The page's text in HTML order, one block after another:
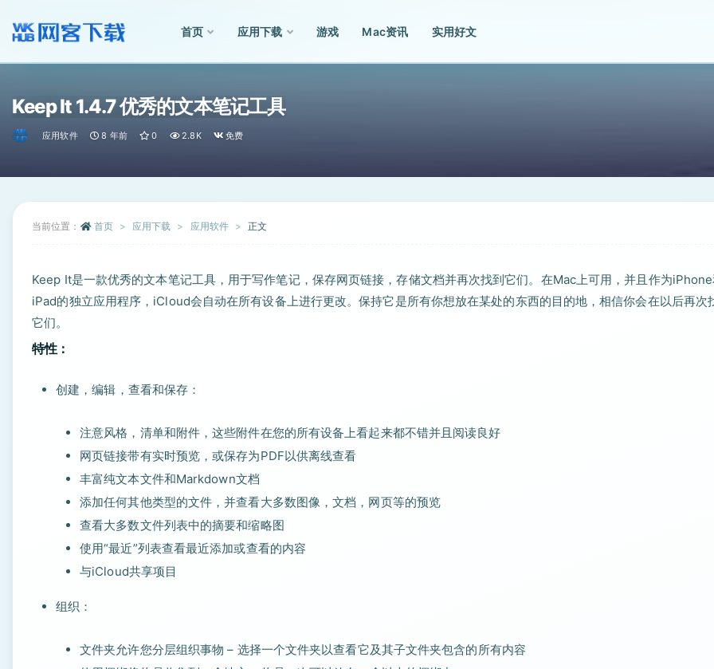
首页 应用下载 游戏 Mac资讯 实用好文
Keep It 1.4.7 优秀的文本笔记工具
应用软件 8 年前 0 2.8K 免费
当前位置： 首页 应用下载 应用软件 正文
Keep It是一款优秀的文本笔记工具，用于写作笔记，保存网页链接，存储文档并再次找到它们。在Mac上可用，并且作为
iPad的独立应用程序，iCloud会自动在所有设备上进行更改。保持它是所有你想放在某处的东西的目的地，相信你会在以后再次
它们。
特性：
创建，编辑，查看和保存：
注意风格，清单和附件，这些附件在您的所有设备上看起来都不错并且阅读良好
网页链接带有实时预览，或保存为PDF以供离线查看
丰富纯文本文件和Markdown文档
添加任何其他类型的文件，并查看大多数图像，文档，网页等的预览
查看大多数文件列表中的摘要和缩略图
使用“最近”列表查看最近添加或查看的内容
与iCloud共享项目
组织：
文件夹允许您分层组织事物 – 选择一个文件夹以查看它及其子文件夹包含的所有内容